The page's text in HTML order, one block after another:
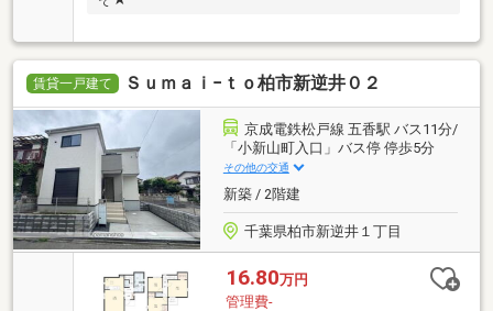
賃貸一戸建て Ｓｕｍａｉ−ｔｏ柏市新逆井０２
京成電鉄松戸線 五香駅 バス11分/
「小新山町入口」バス停 停歩5分
その他の交通
新築 / 2階建
千葉県柏市新逆井１丁目
16.80万円
管理費-